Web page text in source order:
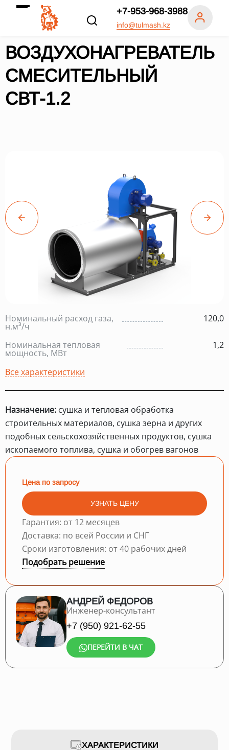
+7-953-968-3988
info@tulmash.kz
ВОЗДУХОНАГРЕВАТЕЛЬ
СМЕСИТЕЛЬНЫЙ
СВТ-1.2
Номинальный расход газа,
н.м³/ч
120,0
Номинальная тепловая
мощность, МВт
1,2
Все характеристики
Назначение: сушка и тепловая обработка
строительных материалов, сушка зерна и других
подобных сельскохозяйственных продуктов, сушка
ископаемого топлива, сушка и обогрев вагонов
Цена по запросу
УЗНАТЬ ЦЕНУ
Гарантия: от 12 месяцев
Доставка: по всей России и СНГ
Сроки изготовления: от 40 рабочих дней
Подобрать решение
АНДРЕЙ ФЕДОРОВ
Инженер-консультант
+7 (950) 921-62-55
ПЕРЕЙТИ В ЧАТ
ХАРАКТЕРИСТИКИ